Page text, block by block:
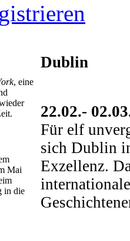
, eine
Mai
in die
Dublin
22.02.-
Für elf
sich Dublin
Exzellenz.